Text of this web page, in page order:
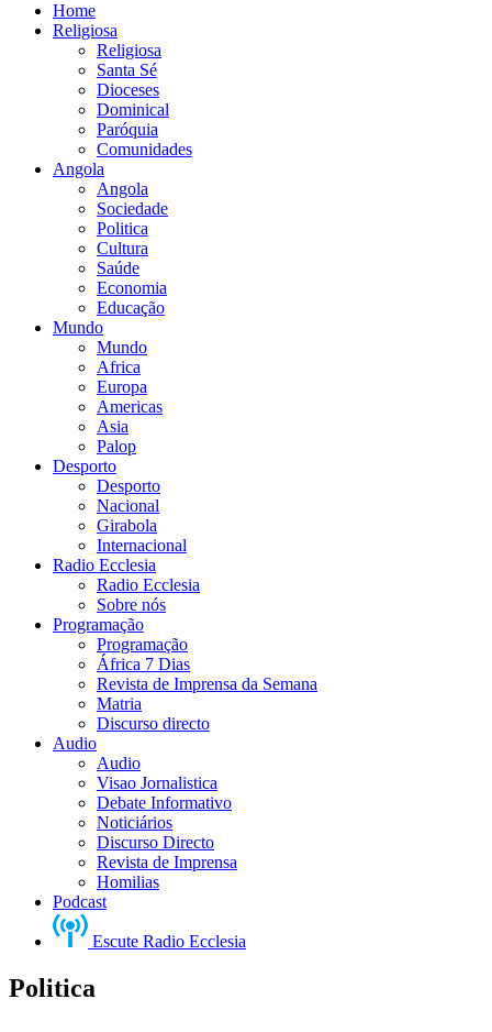
Home
Religiosa
Religiosa
Santa Sé
Dioceses
Dominical
Paróquia
Comunidades
Angola
Angola
Sociedade
Politica
Cultura
Saúde
Economia
Educação
Mundo
Mundo
Africa
Europa
Americas
Asia
Palop
Desporto
Desporto
Nacional
Girabola
Internacional
Radio Ecclesia
Radio Ecclesia
Sobre nós
Programação
Programação
África 7 Dias
Revista de Imprensa da Semana
Matria
Discurso directo
Audio
Audio
Visao Jornalistica
Debate Informativo
Noticiários
Discurso Directo
Revista de Imprensa
Homilias
Podcast
Escute Radio Ecclesia
Politica